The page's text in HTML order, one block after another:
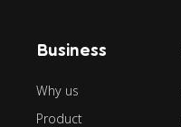
Business
Why us
Product